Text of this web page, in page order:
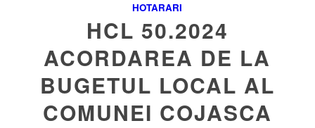
HOTARARI
HCL 50.2024
ACORDAREA DE LA
BUGETUL LOCAL AL
COMUNEI COJASCA